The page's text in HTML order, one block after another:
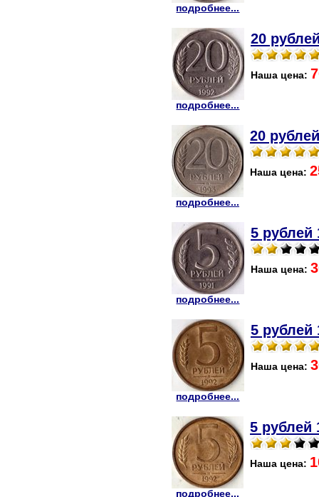
подробнее...
подробнее...
20
Наша цена:
подробнее...
20
Наша цена:
подробнее...
5 рублей
Наша цена:
подробнее...
5 рублей
Наша цена:
подробнее...
5 рублей
Наша цена: